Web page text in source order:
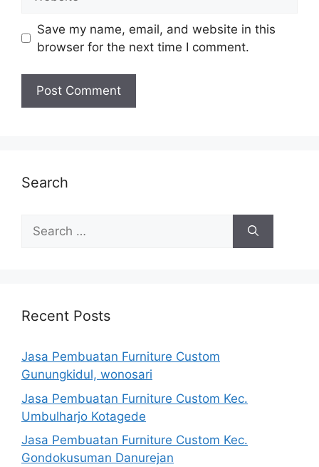
Save my name, email, and website in this
browser for the next time I comment.
Search
Search
for:
Recent Posts
Jasa Pembuatan Furniture Custom
Gunungkidul, wonosari
Jasa Pembuatan Furniture Custom Kec.
Umbulharjo Kotagede
Jasa Pembuatan Furniture Custom Kec.
Gondokusuman Danurejan